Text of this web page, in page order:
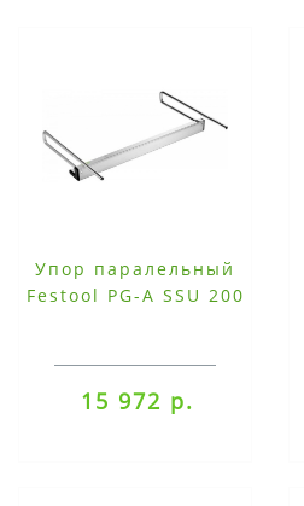
Упор паралельный
Festool PG-A SSU 200
15 972 р.